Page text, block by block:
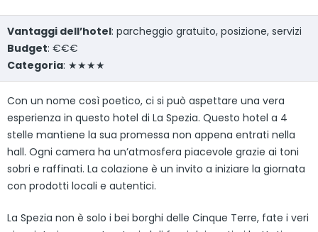
Vantaggi dell’hotel: parcheggio gratuito, posizione, servizi
Budget: €€€
Categoria: ★★★★
Con un nome così poetico, ci si può aspettare una vera
esperienza in questo hotel di La Spezia. Questo hotel a 4
stelle mantiene la sua promessa non appena entrati nella
hall. Ogni camera ha un’atmosfera piacevole grazie ai toni
sobri e raffinati. La colazione è un invito a iniziare la giornata
con prodotti locali e autentici.
La Spezia non è solo i bei borghi delle Cinque Terre, fate i veri